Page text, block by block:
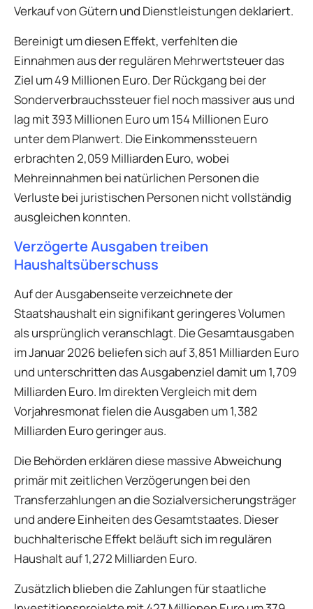
Verkauf von Gütern und Dienstleistungen deklariert.
Bereinigt um diesen Effekt, verfehlten die
Einnahmen aus der regulären Mehrwertsteuer das
Ziel um 49 Millionen Euro. Der Rückgang bei der
Sonderverbrauchssteuer fiel noch massiver aus und
lag mit 393 Millionen Euro um 154 Millionen Euro
unter dem Planwert. Die Einkommenssteuern
erbrachten 2,059 Milliarden Euro, wobei
Mehreinnahmen bei natürlichen Personen die
Verluste bei juristischen Personen nicht vollständig
ausgleichen konnten.
Verzögerte Ausgaben treiben
Haushaltsüberschuss
Auf der Ausgabenseite verzeichnete der
Staatshaushalt ein signifikant geringeres Volumen
als ursprünglich veranschlagt. Die Gesamtausgaben
im Januar 2026 beliefen sich auf 3,851 Milliarden Euro
und unterschritten das Ausgabenziel damit um 1,709
Milliarden Euro. Im direkten Vergleich mit dem
Vorjahresmonat fielen die Ausgaben um 1,382
Milliarden Euro geringer aus.
Die Behörden erklären diese massive Abweichung
primär mit zeitlichen Verzögerungen bei den
Transferzahlungen an die Sozialversicherungsträger
und andere Einheiten des Gesamtstaates. Dieser
buchhalterische Effekt beläuft sich im regulären
Haushalt auf 1,272 Milliarden Euro.
Zusätzlich blieben die Zahlungen für staatliche